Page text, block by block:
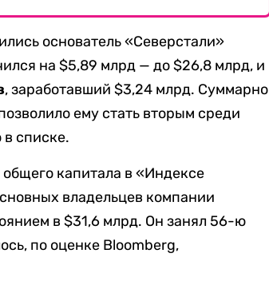
основатель «Северстали»
на $5,89 млрд — до $26,8 млрд, и
, заработавший $3,24 млрд. Суммарно
ему стать вторым среди
списке.
капитала в «Индексе
владельцев компании
в $31,6 млрд. Он занял 56-ю
по оценке Bloomberg,